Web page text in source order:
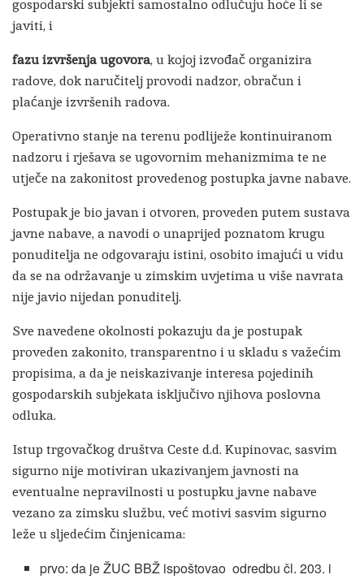
gospodarski subjekti samostalno odlučuju hoće li se
javiti, i
fazu izvršenja ugovora, u kojoj izvođač organizira
radove, dok naručitelj provodi nadzor, obračun i
plaćanje izvršenih radova.
Operativno stanje na terenu podliježe kontinuiranom
nadzoru i rješava se ugovornim mehanizmima te ne
utječe na zakonitost provedenog postupka javne nabave.
Postupak je bio javan i otvoren, proveden putem sustava
javne nabave, a navodi o unaprijed poznatom krugu
ponuditelja ne odgovaraju istini, osobito imajući u vidu
da se na održavanje u zimskim uvjetima u više navrata
nije javio nijedan ponuditelj.
Sve navedene okolnosti pokazuju da je postupak
proveden zakonito, transparentno i u skladu s važećim
propisima, a da je neiskazivanje interesa pojedinih
gospodarskih subjekata isključivo njihova poslovna
odluka.
Istup trgovačkog društva Ceste d.d. Kupinovac, sasvim
sigurno nije motiviran ukazivanjem javnosti na
eventualne nepravilnosti u postupku javne nabave
vezano za zimsku službu, već motivi sasvim sigurno
leže u sljedećim činjenicama:
prvo: da je ŽUC BBŽ ispoštovao odredbu čl. 203. i